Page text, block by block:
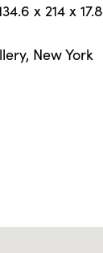
x 214 x 17.8
New York